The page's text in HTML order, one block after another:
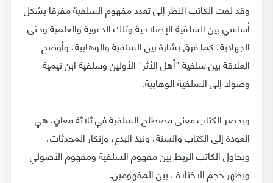
وقد لفت الكاتب النظر إلى تعدد مفهوم السلفية مفرقا بشكل
أساسي بين السلفية الإصلاحية وتلك الدعوية والعلمية وحتى
الجهادية، كما فرق بشارة بين السلفية والوهابية، وأوضح
العلاقة بين سلفية "أهل الأثر" الأولين وسلفية ابن تيمية
وصولا إلى السلفية الوهابية.
ويحصر الكتاب معنى مصطلح السلفية في ثلاثة معانٍ، هي
العودة إلى الكتاب والسنة، ونبذ البدع، وإنكار المحدثات،
ويحاول الكاتب الربط بين مفهوم السلفية ومفهوم الأصولي
ويظهر حجم الاختلاف بين المفهومين.